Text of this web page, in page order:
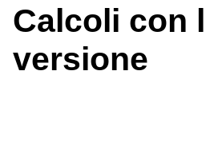
Calcoli con
versione